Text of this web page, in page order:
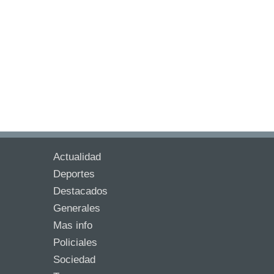
Actualidad
Deportes
Destacados
Generales
Mas info
Policiales
Sociedad